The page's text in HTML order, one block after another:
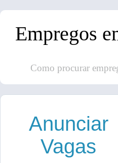
Empregos
Como procurar
Anunciar
Vagas